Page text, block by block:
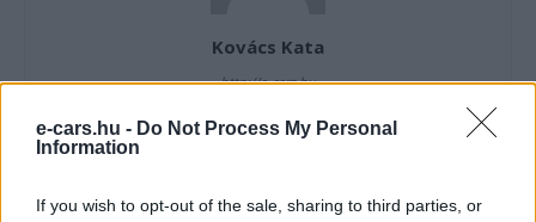
e-cars.hu - Do Not Process My Personal
Information
If you wish to opt-out of the sale, sharing to third parties, or
Kovács Kata
http://e-cars.hu
Szeretem az elektromos autókat és a modern technológiát!